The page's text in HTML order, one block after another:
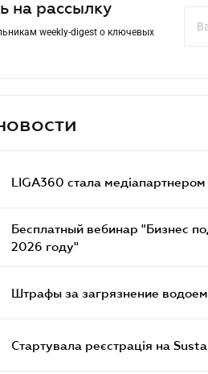
на рассылку
weekly-digest о ключевых
LIGA360 стала
Бесплатный вебинар "Бизнес
2026 году"
Штрафы за загрязнение
Стартувала реєстрація на